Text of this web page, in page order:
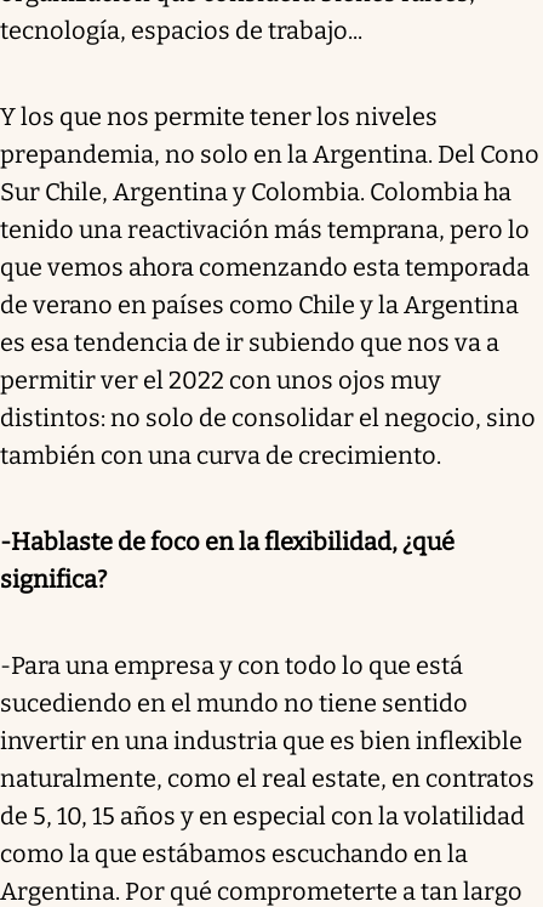
tecnología, espacios de trabajo...
Y los que nos permite tener los niveles
prepandemia, no solo en la Argentina. Del Cono
Sur Chile, Argentina y Colombia. Colombia ha
tenido una reactivación más temprana, pero lo
que vemos ahora comenzando esta temporada
de verano en países como Chile y la Argentina
es esa tendencia de ir subiendo que nos va a
permitir ver el 2022 con unos ojos muy
distintos: no solo de consolidar el negocio, sino
también con una curva de crecimiento.
-Hablaste de foco en la flexibilidad, ¿qué
significa?
-Para una empresa y con todo lo que está
sucediendo en el mundo no tiene sentido
invertir en una industria que es bien inflexible
naturalmente, como el real estate, en contratos
de 5, 10, 15 años y en especial con la volatilidad
como la que estábamos escuchando en la
Argentina. Por qué comprometerte a tan largo